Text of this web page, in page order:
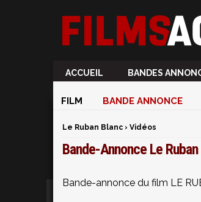
ACCUEIL BANDES
FILM BANDE ANNONCE
Le Ruban Blanc › Vidéos
Bande-Annonce Le
Bande-annonce du film LE